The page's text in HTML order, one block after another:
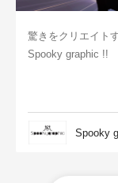
驚きをクリエイト
Spooky graphic !!
Spooky